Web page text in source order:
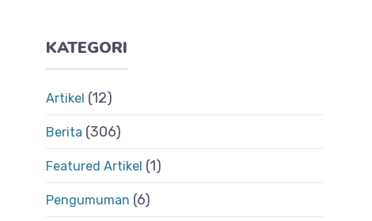
KATEGORI
Artikel (12)
Berita (306)
Featured Artikel (1)
Pengumuman (6)